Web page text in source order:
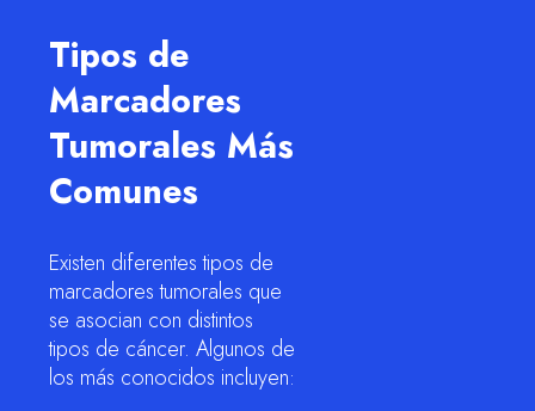
Tipos de
Marcadores
Tumorales Más
Comunes
Existen diferentes tipos de
marcadores tumorales que
se asocian con distintos
tipos de cáncer. Algunos de
los más conocidos incluyen: